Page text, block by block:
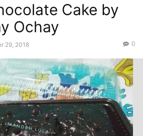
Cake by
Ochay
29, 2018 0